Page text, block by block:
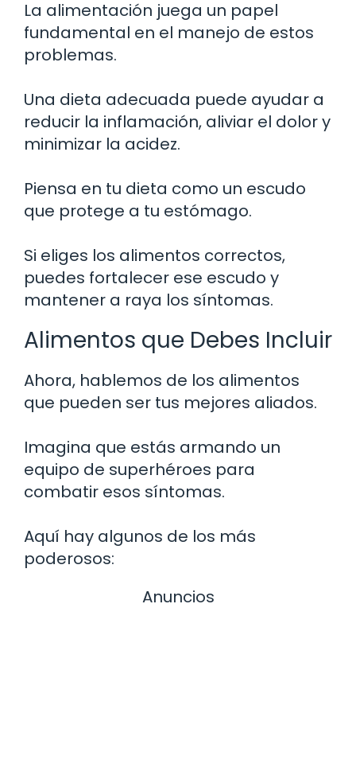
La alimentación juega un papel
fundamental en el manejo de estos
problemas.
Una dieta adecuada puede ayudar a
reducir la inflamación, aliviar el dolor y
minimizar la acidez.
Piensa en tu dieta como un escudo
que protege a tu estómago.
Si eliges los alimentos correctos,
puedes fortalecer ese escudo y
mantener a raya los síntomas.
Alimentos que Debes Incluir
Ahora, hablemos de los alimentos
que pueden ser tus mejores aliados.
Imagina que estás armando un
equipo de superhéroes para
combatir esos síntomas.
Aquí hay algunos de los más
poderosos:
Anuncios